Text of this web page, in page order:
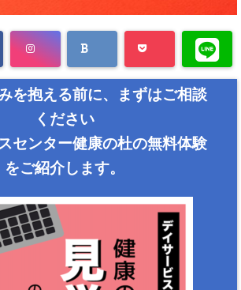
を抱える前に、まずはご相談
ください
センター健康の杜の無料体験
をご紹介します。